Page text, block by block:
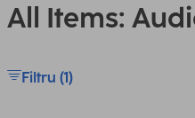
All Items:
Filtru (1)